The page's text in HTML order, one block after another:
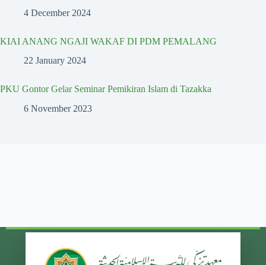
4 December 2024
KIAI ANANG NGAJI WAKAF DI PDM PEMALANG
22 January 2024
PKU Gontor Gelar Seminar Pemikiran Islam di Tazakka
6 November 2023